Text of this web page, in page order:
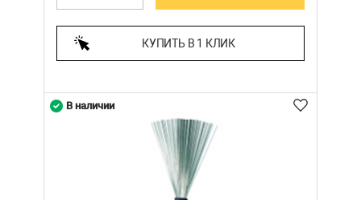
КУПИТЬ В 1 КЛИК
В наличии